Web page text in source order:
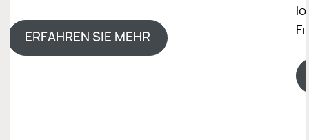
ERFAHREN SIE MEHR